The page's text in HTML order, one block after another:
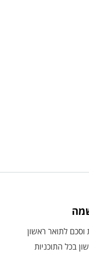
לתואר ראשון
בכל התוכניות